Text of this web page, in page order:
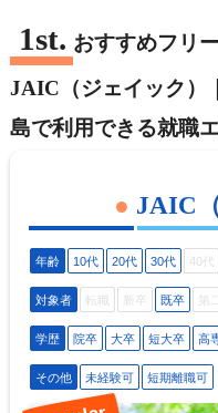
おすすめフリ
JAIC（ジェイック）
島で利用できる就職
JAIC
年齢 10代 20代 30代 40代
対象者 転職 新卒 既卒 第
学歴 院卒 大卒 短大卒 高
その他 未経験可 短期離職可